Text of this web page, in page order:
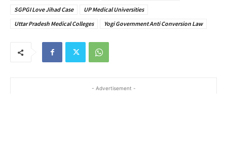
SGPGI Love Jihad Case
UP Medical Universities
Uttar Pradesh Medical Colleges
Yogi Government Anti Conversion Law
- Advertisement -